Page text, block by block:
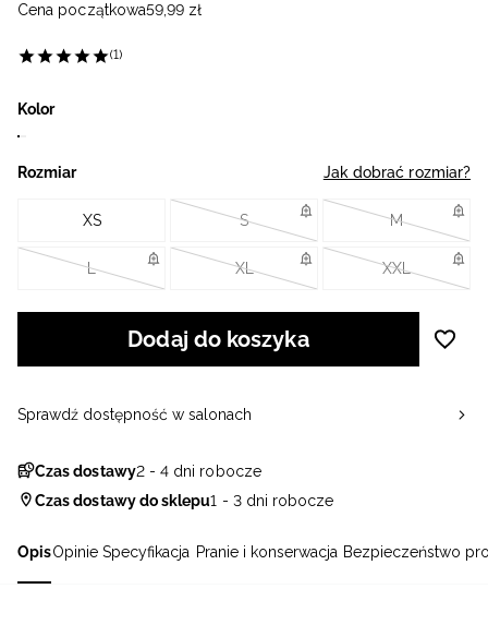
OpisOpinie Specyfikacja Pranie i konserwacja Bezpieczeństwo
Cena początkowa59,99 zł
(1)
Kolor
Rozmiar Jak dobrać rozmiar?
XS S M
L XL XXL
Dodaj do koszyka
Czas dostawy2 - 4 dni robocze
Czas dostawy do sklepu1 - 3 dni robocze
Sprawdź dostępność w salonach